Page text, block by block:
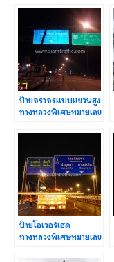
ป้ายจราจรแบบแขวนสูง
ทางหลวงพิเศษหมายเลข
ป้ายโอเวอร์เฮด
ทางหลวงพิเศษหมายเลข